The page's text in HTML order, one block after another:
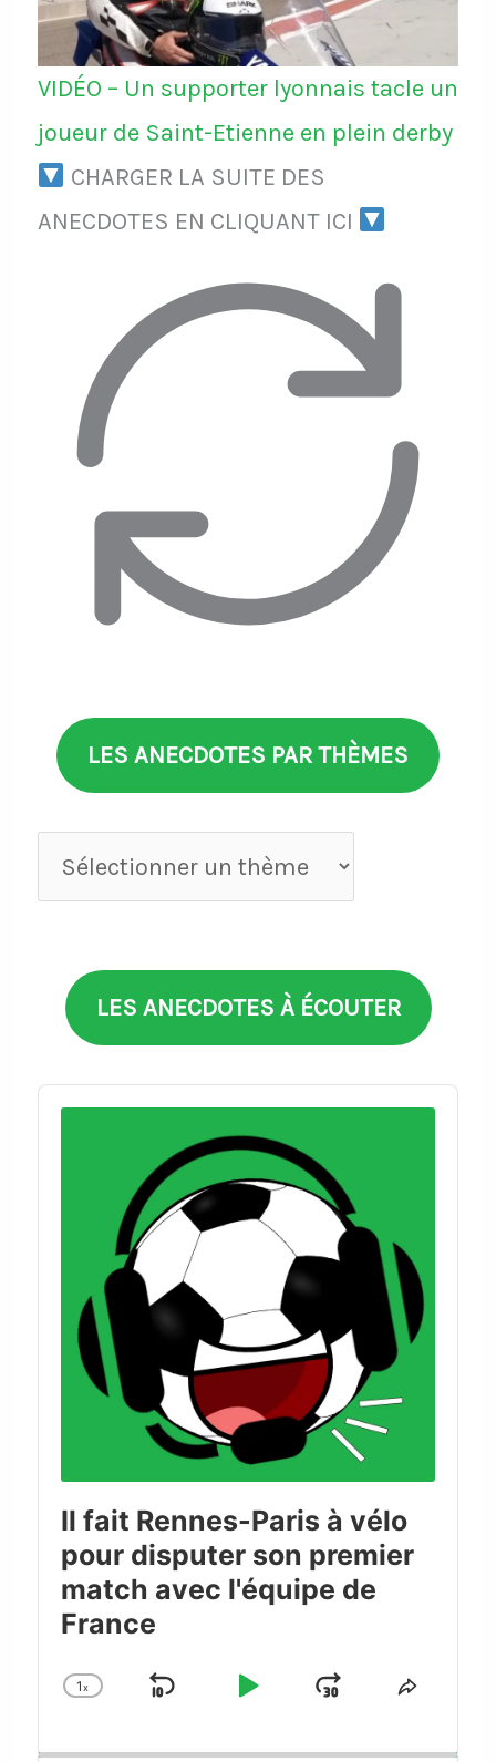
VIDÉO – Un supporter lyonnais tacle un
joueur de Saint-Etienne en plein derby
CHARGER LA SUITE DES
ANECDOTES EN CLIQUANT ICI
LES ANECDOTES PAR THÈMES
Anecdotes
par
LES ANECDOTES À ÉCOUTER
Audio
Player
Il fait Rennes-Paris à vélo
pour disputer son premier
match avec l'équipe de
France
Change
1x
Skip
Play
JumpShare